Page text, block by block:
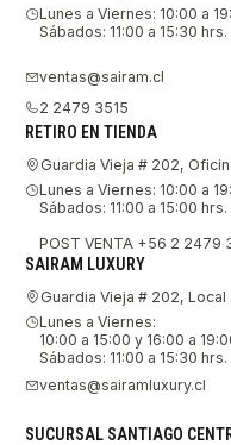
Lunes a Viernes: 10:00 a
Sábados: 11:00 a 15:30 hrs.
ventas@sairam.cl
2 2479 3515
RETIRO EN TIENDA
Guardia Vieja # 202,
Lunes a Viernes: 10:00 a
Sábados: 11:00 a 15:00 hrs.
POST VENTA +56 2 2479
SAIRAM LUXURY
Guardia Vieja # 202, Local
Lunes a Viernes:
10:00 a 15:00 y 16:00 a
Sábados: 11:00 a 15:30 hrs.
ventas@sairamluxury.cl
SUCURSAL SANTIAGO